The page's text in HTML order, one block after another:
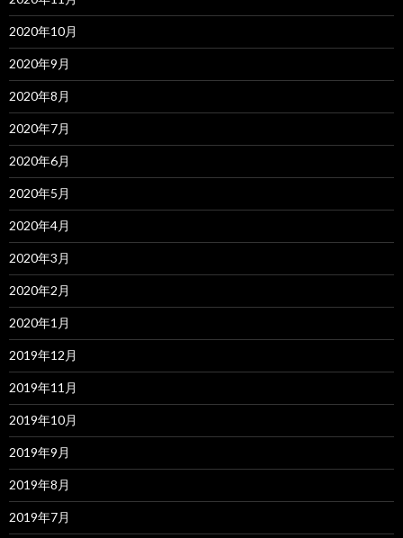
2020年10月
2020年9月
2020年8月
2020年7月
2020年6月
2020年5月
2020年4月
2020年3月
2020年2月
2020年1月
2019年12月
2019年11月
2019年10月
2019年9月
2019年8月
2019年7月